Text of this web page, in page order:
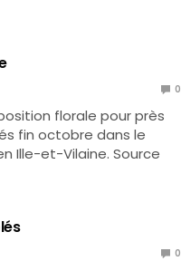
0
florale pour près
fin octobre dans le
Ille-et-Vilaine. Source
0